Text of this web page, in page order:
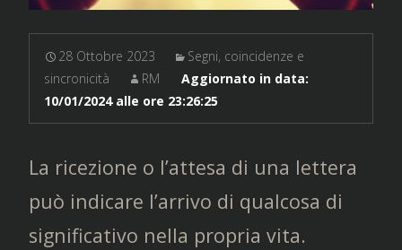
28 Ottobre 2023
Segni, coincidenze e
sincronicità
RM
Aggiornato in data:
10/01/2024 alle ore 23:26:25
La ricezione o l’attesa di una lettera
può indicare l’arrivo di qualcosa di
significativo nella propria vita.